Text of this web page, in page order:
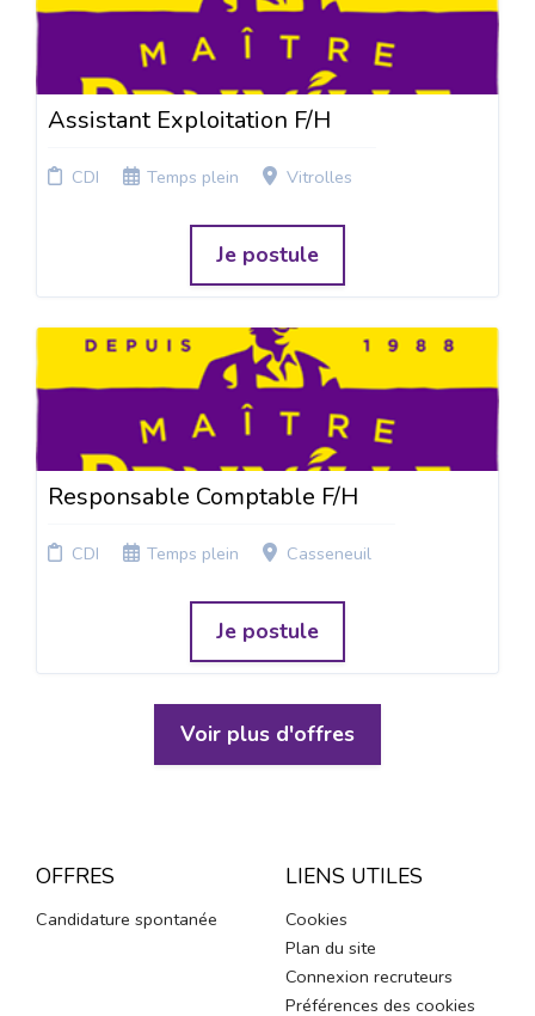
Assistant Exploitation F/H
CDI Temps plein Vitrolles
Je postule
Responsable Comptable F/H
CDI Temps plein Casseneuil
Je postule
Voir plus d'offres
OFFRES
Candidature spontanée
LIENS UTILES
Cookies
Plan du site
Connexion recruteurs
Préférences des cookies